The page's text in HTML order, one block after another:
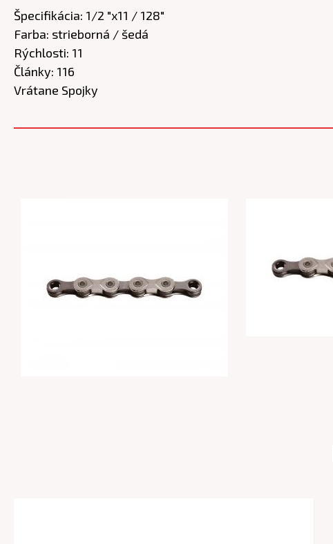
Špecifikácia: 1/2 "x11 / 128"
Farba: strieborná / šedá
Rýchlosti: 11
Články: 116
Vrátane Spojky